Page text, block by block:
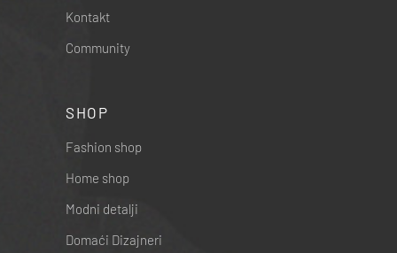
Kontakt
Community
SHOP
Fashion shop
Home shop
Modni detalji
Domaći Dizajneri